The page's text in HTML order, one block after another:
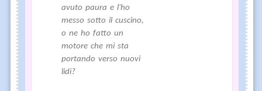
avuto paura e l'ho
messo sotto il cuscino,
o ne ho fatto un
motore che mi sta
portando verso nuovi
lidi?